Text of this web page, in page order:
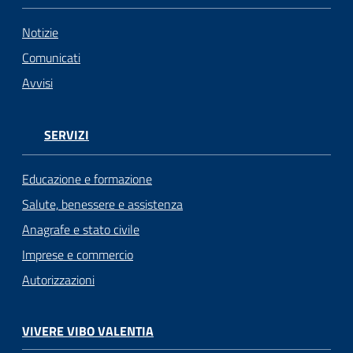
Notizie
Comunicati
Avvisi
SERVIZI
Educazione e formazione
Salute, benessere e assistenza
Anagrafe e stato civile
Imprese e commercio
Autorizzazioni
VIVERE VIBO VALENTIA